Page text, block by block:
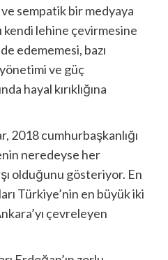
sempatik bir medyaya
kendi lehine çevirmesine
edememesi, bazı
ve güç
hayal kırıklığına
2018 cumhurbaşkanlığı
neredeyse her
olduğunu gösteriyor. En
Türkiye’nin en büyük iki
çevreleyen